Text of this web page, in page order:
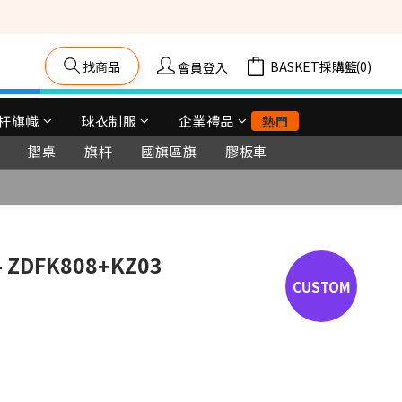
籠車, 舞台等)
找商品
會員登入 購物車(0)
旗幟 球衣制服 企業禮品 熱門
摺桌 旗杆 國旗區旗 膠板車